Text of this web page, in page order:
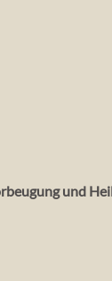
und